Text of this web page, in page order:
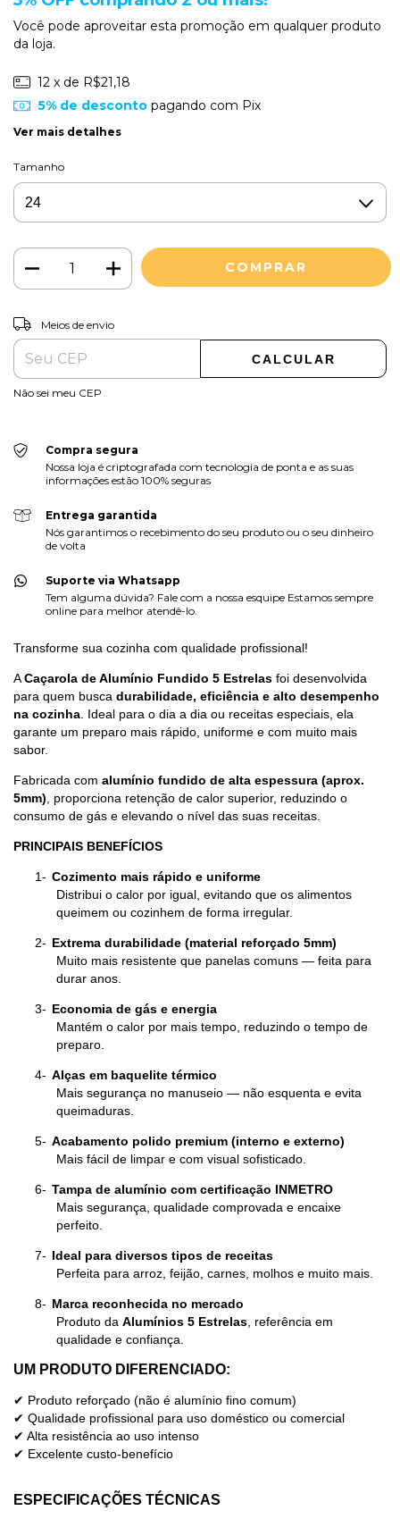
Você pode aproveitar esta promoção em qualquer produto
da loja.
12 x de R$21,18
5% de descontopagando com Pix
Ver mais detalhes
Tamanho
Entregas para o CEP:
Meios de envio
CALCULAR
Não sei meu CEP
Compra segura
Nossa loja é criptografada com tecnologia de ponta e as suas
informações estão 100% seguras
Entrega garantida
Nós garantimos o recebimento do seu produto ou o seu dinheiro
de volta
Suporte via Whatsapp
Tem alguma dúvida? Fale com a nossa esquipe Estamos sempre
online para melhor atendê-lo.
Transforme sua cozinha com qualidade profissional!
ACaçarola de Alumínio Fundido 5 Estrelas foi desenvolvida
para quem busca durabilidade, eficiência e alto desempenho
na cozinha . Ideal para o dia a dia ou receitas especiais, ela
garante um preparo mais rápido, uniforme e com muito mais
sabor.
Fabricada com alumínio fundido de alta espessura (aprox.
5mm) , proporciona retenção de calor superior, reduzindo o
consumo de gás e elevando o nível das suas receitas.
PRINCIPAIS BENEFÍCIOS
1- Cozimento mais rápido e uniforme
Distribui o calor por igual, evitando que os alimentos
queimem ou cozinhem de forma irregular.
2- Extrema durabilidade (material reforçado 5mm)
Muito mais resistente que panelas comuns — feita para
durar anos.
3- Economia de gás e energia
Mantém o calor por mais tempo, reduzindo o tempo de
preparo.
4- Alças em baquelite térmico
Mais segurança no manuseio — não esquenta e evita
queimaduras.
5- Acabamento polido premium (interno e externo)
Mais fácil de limpar e com visual sofisticado.
6- Tampa de alumínio com certificação INMETRO
Mais segurança, qualidade comprovada e encaixe
perfeito.
7- Ideal para diversos tipos de receitas
Perfeita para arroz, feijão, carnes, molhos e muito mais.
8- Marca reconhecida no mercado
Produto da Alumínios 5 Estrelas , referência em
qualidade e confiança.
UM PRODUTO DIFERENCIADO:
✔ Produto reforçado (não é alumínio fino comum)
✔ Qualidade profissional para uso doméstico ou comercial
✔ Alta resistência ao uso intenso
✔ Excelente custo-benefício
ESPECIFICAÇÕES TÉCNICAS